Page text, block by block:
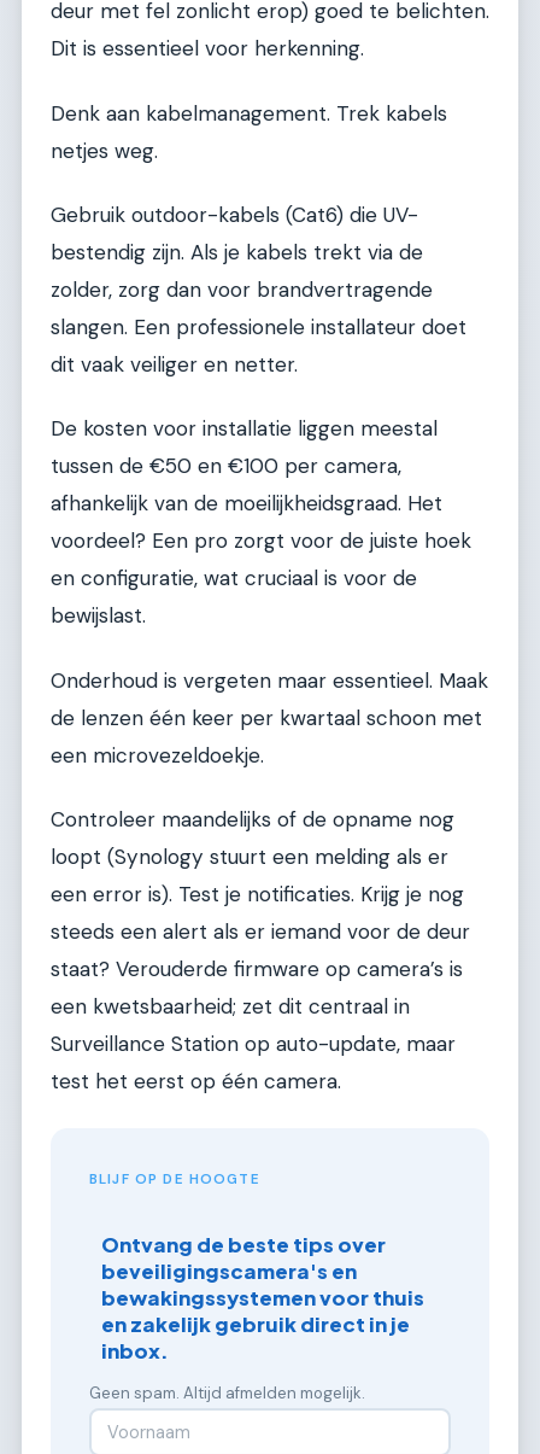
deur met fel zonlicht erop) goed te belichten.
Dit is essentieel voor herkenning.
Denk aan kabelmanagement. Trek kabels
netjes weg.
Gebruik outdoor-kabels (Cat6) die UV-
bestendig zijn. Als je kabels trekt via de
zolder, zorg dan voor brandvertragende
slangen. Een professionele installateur doet
dit vaak veiliger en netter.
De kosten voor installatie liggen meestal
tussen de €50 en €100 per camera,
afhankelijk van de moeilijkheidsgraad. Het
voordeel? Een pro zorgt voor de juiste hoek
en configuratie, wat cruciaal is voor de
bewijslast.
Onderhoud is vergeten maar essentieel. Maak
de lenzen één keer per kwartaal schoon met
een microvezeldoekje.
Controleer maandelijks of de opname nog
loopt (Synology stuurt een melding als er
een error is). Test je notificaties. Krijg je nog
steeds een alert als er iemand voor de deur
staat? Verouderde firmware op camera’s is
een kwetsbaarheid; zet dit centraal in
Surveillance Station op auto-update, maar
test het eerst op één camera.
BLIJF OP DE HOOGTE
Ontvang de beste tips over
beveiligingscamera's en
bewakingssystemen voor thuis
en zakelijk gebruik direct in je
inbox.
Geen spam. Altijd afmelden mogelijk.